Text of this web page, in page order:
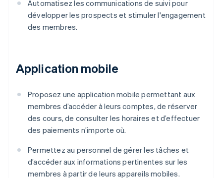
Automatisez les communications de suivi pour
développer les prospects et stimuler l'engagement
des membres.
Application mobile
Proposez une application mobile permettant aux
membres d’accéder à leurs comptes, de réserver
des cours, de consulter les horaires et d’effectuer
des paiements n’importe où.
Permettez au personnel de gérer les tâches et
d’accéder aux informations pertinentes sur les
membres à partir de leurs appareils mobiles.